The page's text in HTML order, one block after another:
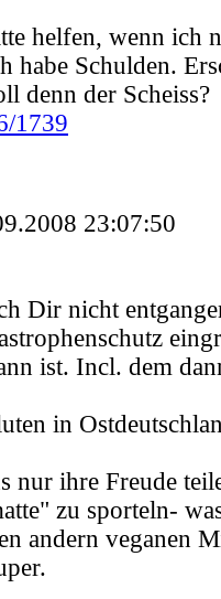
helfen, wenn ich
habe Schulden.
denn der Scheiss?
1739
23:07:50
Dir nicht
ist. Incl. dem
in
nur ihre Freude
zu sporteln-
andern veganen